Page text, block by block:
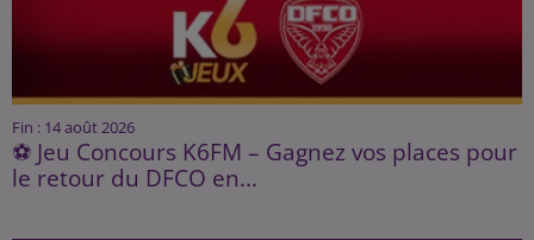
Fin : 14 août 2026
⚽ Jeu Concours K6FM – Gagnez vos places pour
le retour du DFCO en...